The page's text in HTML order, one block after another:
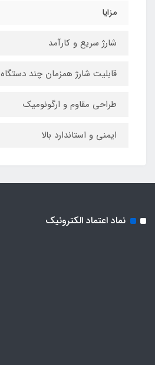
مزایا
شارژ سریع و کارآمد
قابلیت شارژ همزمان چند دستگاه
طراحی مقاوم و ارگونومیک
ایمنی و استاندارد بالا
نماد اعتماد الکترونیک